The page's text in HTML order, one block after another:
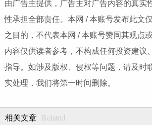
由广告主提供，广告主对广告内容的真实
性承担全部责任。本网 / 本账号发布此文
之目的，不代表本网 / 本账号赞同其观点
内容仅供读者参考，不构成任何投资建议
指导。如涉及版权、侵权等问题，请及时
实处理，我们将第一时间删除。
相关文章 Related